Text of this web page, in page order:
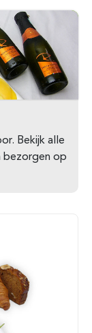
Bekijk alle
bezorgen op